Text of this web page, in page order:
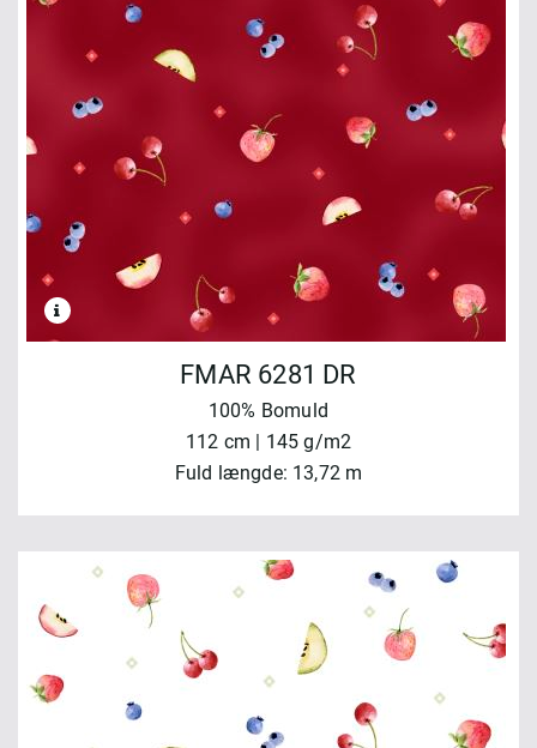
FMAR 6281 DR
100% Bomuld
112 cm | 145 g/m2
Fuld længde: 13,72 m